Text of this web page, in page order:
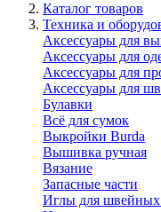
Каталог товаров
Техника и
Аксессуары для
Аксессуары для
Аксессуары для
Аксессуары для
Булавки
Всё для сумок
Выкройки Burda
Вышивка ручная
Вязание
Запасные части
Иглы для